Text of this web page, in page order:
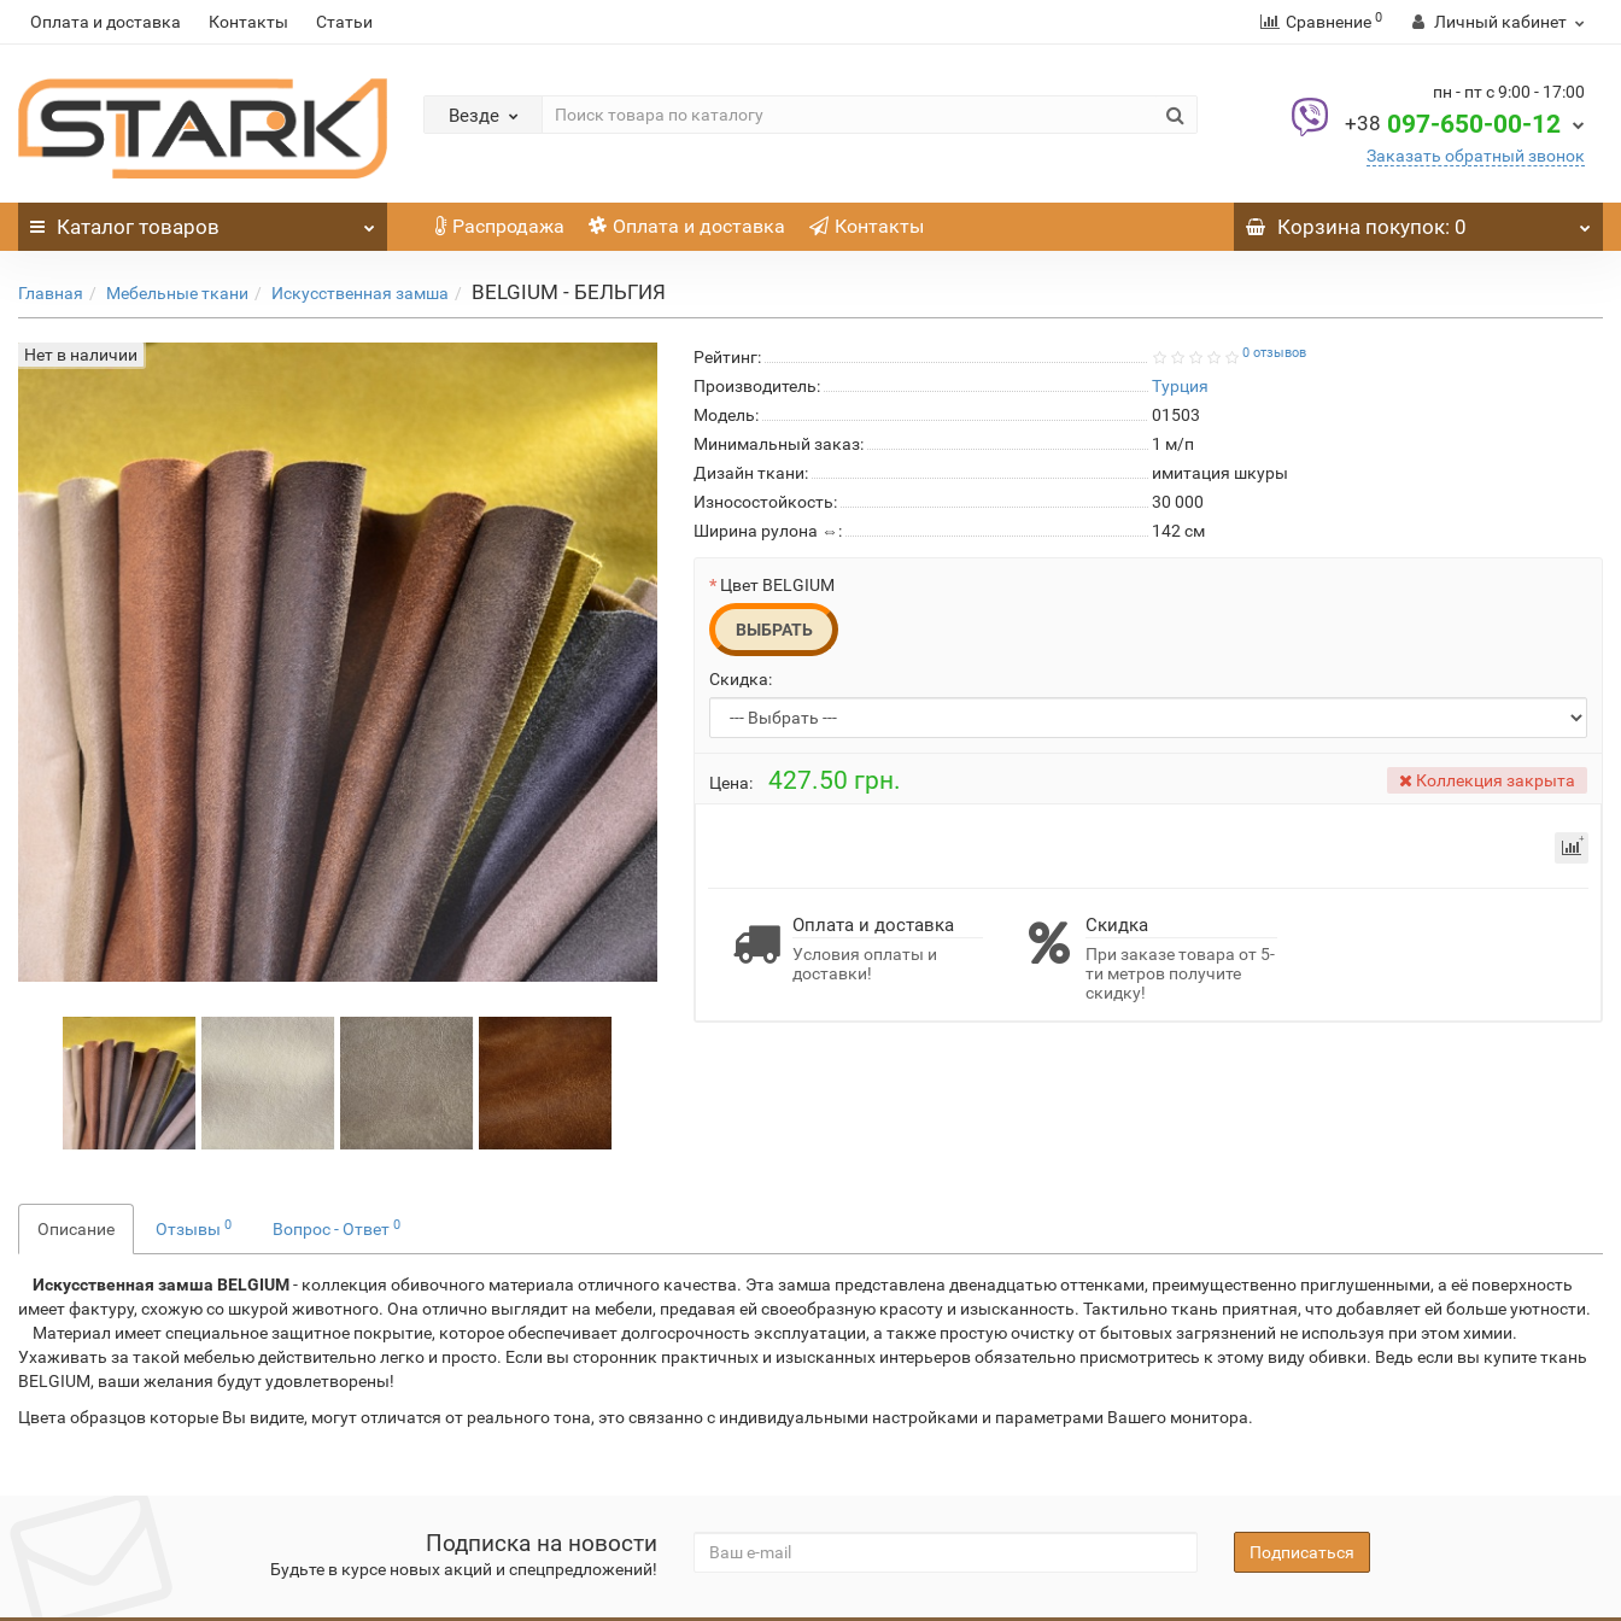
Оплата и доставка Контакты Статьи Сравнение 0 Личный кабинет
Везде
пн - пт с 9:00 - 17:00
+38 097-650-00-12
Заказать обратный звонок
Каталог товаров Распродажа Оплата и доставка Контакты Корзина покупок: 0
Главная Мебельные ткани Искусственная замша BELGIUM - БЕЛЬГИЯ
Нет в наличии Рейтинг: 0 отзывов
Производитель:
Турция
Модель:
01503
Минимальный заказ:
1 м/п
Дизайн ткани:
имитация шкуры
Износостойкость:
30 000
Ширина рулона ⇔:
142 см
Цвет BELGIUM
ВЫБРАТЬ
Скидка:
Цена: 427.50 грн. Коллекция закрыта
Оплата и доставка
Условия оплаты и
доставки!
Скидка
При заказе товара от 5-
ти метров получите
скидку!
Описание Отзывы 0 Вопрос - Ответ 0
Искусственная замша BELGIUM- коллекция обивочного материала отличного качества. Эта замша представлена двенадцатью оттенками, преимущественно приглушенными, а её поверхность
имеет фактуру, схожую со шкурой животного. Она отлично выглядит на мебели, предавая ей своеобразную красоту и изысканность. Тактильно ткань приятная, что добавляет ей больше уютности.
Материал имеет специальное защитное покрытие, которое обеспечивает долгосрочность эксплуатации, а также простую очистку от бытовых загрязнений не используя при этом химии.
Ухаживать за такой мебелью действительно легко и просто. Если вы сторонник практичных и изысканных интерьеров обязательно присмотритесь к этому виду обивки. Ведь если вы купите ткань
BELGIUM, ваши желания будут удовлетворены!
Цвета образцов которые Вы видите, могут отличатся от реального тона, это связанно с индивидуальными настройками и параметрами Вашего монитора.
Подписка на новости
Будьте в курсе новых акций и спецпредложений!
Подписаться